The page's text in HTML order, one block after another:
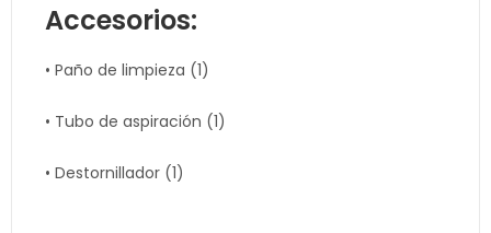
Accesorios:
• Paño de limpieza (1)
• Tubo de aspiración (1)
• Destornillador (1)